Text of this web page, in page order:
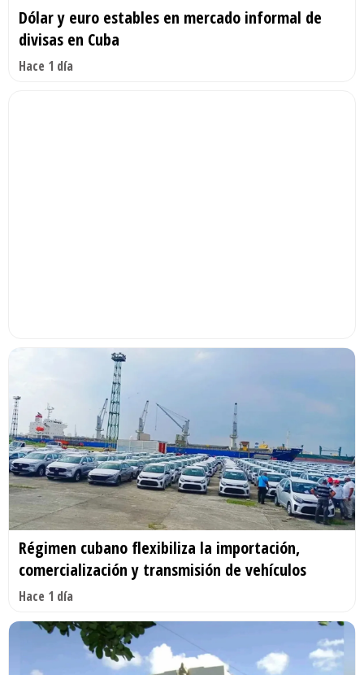
Dólar y euro estables en mercado informal de
divisas en Cuba
Hace 1 día
Régimen cubano flexibiliza la importación,
comercialización y transmisión de vehículos
Hace 1 día